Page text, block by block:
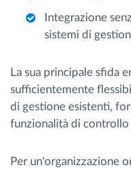
Integrazione
sistemi di
La sua principale sfida
sufficientemente
di gestione esistenti,
funzionalità di controllo
Per un'organizzazione